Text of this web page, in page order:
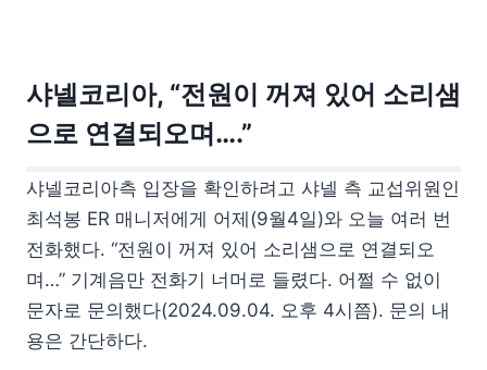
샤넬코리아, “전원이 꺼져 있어 소리샘
으로 연결되오며….”
샤넬코리아측 입장을 확인하려고 샤넬 측 교섭위원인
최석봉 ER 매니저에게 어제(9월4일)와 오늘 여러 번
전화했다. “전원이 꺼져 있어 소리샘으로 연결되오
며…” 기계음만 전화기 너머로 들렸다. 어쩔 수 없이
문자로 문의했다(2024.09.04. 오후 4시쯤). 문의 내
용은 간단하다.